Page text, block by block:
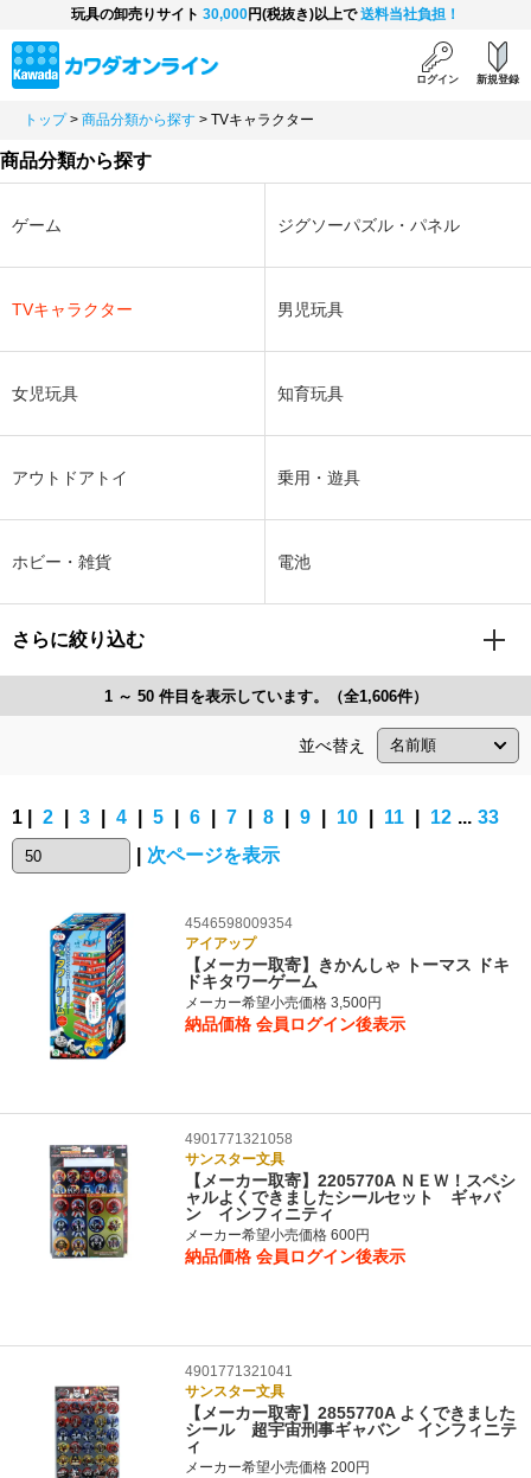
玩具の卸売りサイト 30,000円(税抜き)以上で送料当社負担！
ログイン 新規登録
トップ > 商品分類から探す > TVキャラクター
商品分類から探す
ゲーム ジグソーパズル・パネル
TVキャラクター 男児玩具
女児玩具 知育玩具
アウトドアトイ 乗用・遊具
ホビー・雑貨 電池
さらに絞り込む
1 ～ 50 件目を表示しています。（全1,606件）
並べ替え
1 | 2 3 4 5 6 7 8 9 10 11 12 ... 33
次ページを表示
4546598009354
アイアップ
【メーカー取寄】きかんしゃ トーマス ドキ
ドキタワーゲーム
メーカー希望小売価格 3,500円
納品価格 会員ログイン後表示
4901771321058
サンスター文具
【メーカー取寄】2205770A ＮＥＷ！スペシ
ャルよくできましたシールセット ギャバ
ン インフィニティ
メーカー希望小売価格 600円
納品価格 会員ログイン後表示
4901771321041
サンスター文具
【メーカー取寄】2855770A よくできました
シール 超宇宙刑事ギャバン インフィニテ
ィ
メーカー希望小売価格 200円